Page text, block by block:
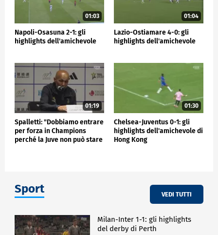
01:03
Napoli-Osasuna 2-1: gli
highlights dell'amichevole
01:04
Lazio-Ostiamare 4-0: gli
highlights dell'amichevole
01:19
Spalletti: "Dobbiamo entrare
per forza in Champions
perché la Juve non può stare
01:30
Chelsea-Juventus 0-1: gli
highlights dell'amichevole di
Hong Kong
Sport VEDI TUTTI
Milan-Inter 1-1: gli highlights
del derby di Perth